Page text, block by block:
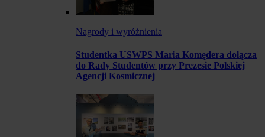
Nagrody i wyróżnienia
Studentka USWPS Maria Komędera dołącza
do Rady Studentów przy Prezesie Polskiej
Agencji Kosmicznej